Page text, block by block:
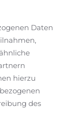
Daten
hierzu
des